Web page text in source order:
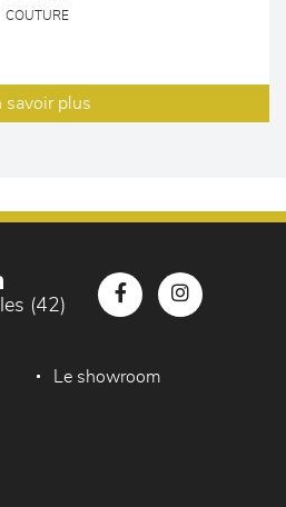
COUTURE
savoir plus
(42)
Le showroom